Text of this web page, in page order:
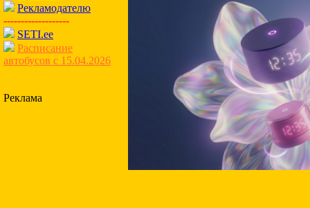
Рекламодателю
-------------------
SETI.ee
Расписание
автобусов с 15.04.2026
Реклама